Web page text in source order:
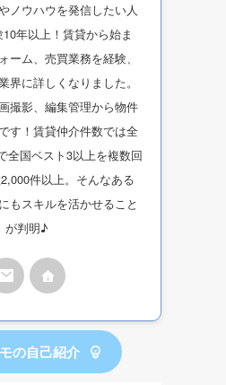
ノウハウを発信したい人
年以上！賃貸から始ま
ーム、売買業務を経験、
界に詳しくなりました。
撮影、編集管理から物件
す！賃貸仲介件数では全
全国ベスト3以上を複数回
件以上。そんなある
もスキルを活かせること
が判明♪
の自己紹介